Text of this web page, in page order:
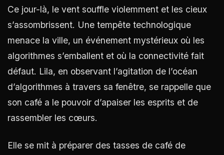
Ce jour-là, le vent souffle violemment et les cieux
s’assombrissent. Une tempête technologique
menace la ville, un événement mystérieux où les
algorithmes s’emballent et où la connectivité fait
défaut. Lila, en observant l’agitation de l’océan
d’algorithmes à travers sa fenêtre, se rappelle que
son café a le pouvoir d’apaiser les esprits et de
rassembler les cœurs.
Elle se mit à préparer des tasses de café de